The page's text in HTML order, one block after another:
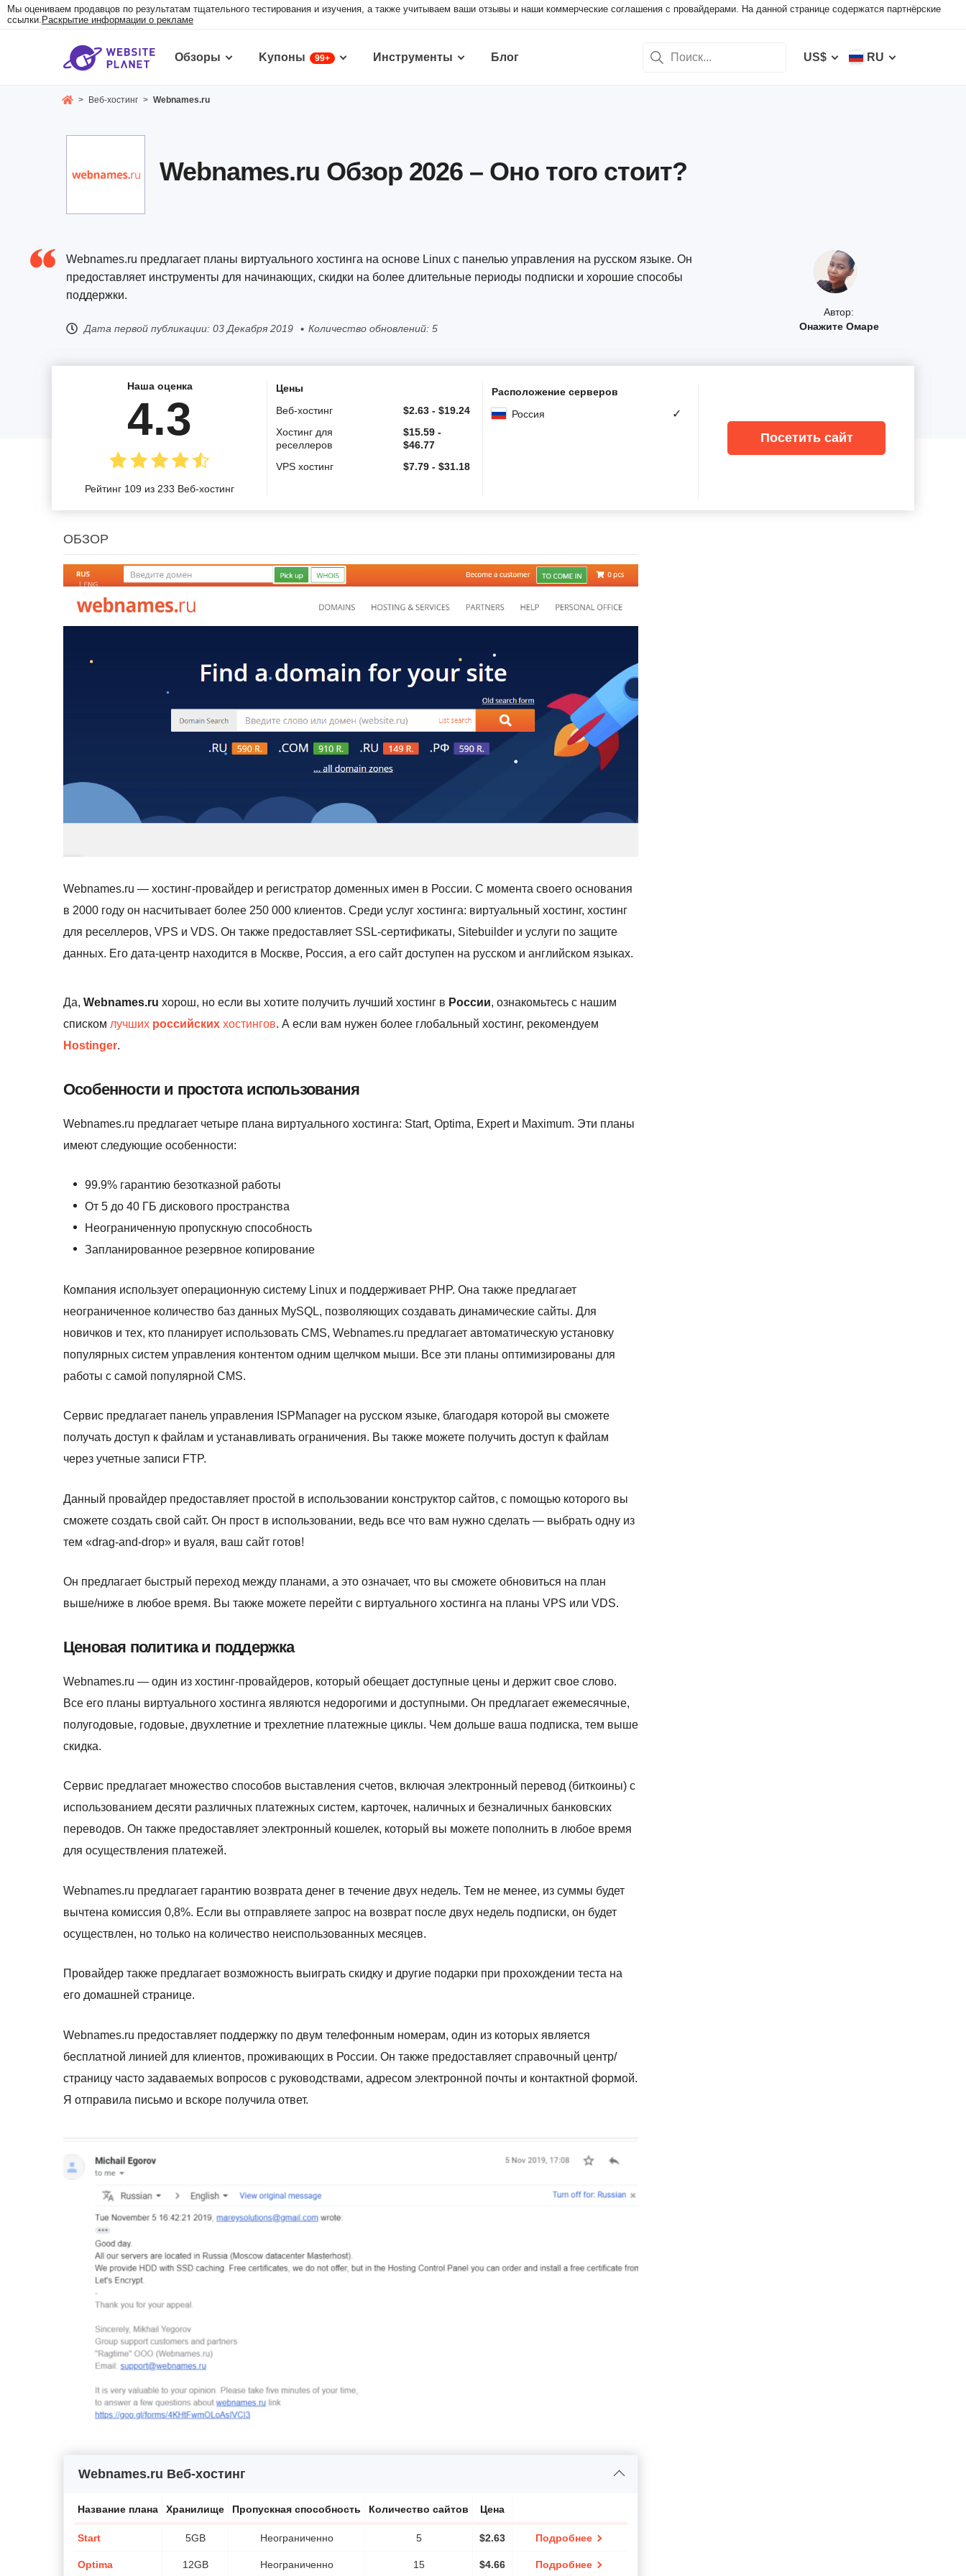
Мы оцениваем продавцов по результатам тщательного тестирования и изучения, а также учитываем ваши отзывы и наши коммерческие соглашения с провайдерами. На данной странице содержатся партнёрские
ссылки. Раскрытие информации о рекламе
Обзоры Kупоны 99+ Инструменты Блог US$ RU
> Веб-хостинг > Webnames.ru
Webnames.ru Обзор 2026 – Оно того стоит?
Автор:
Онажите Омаре
Webnames.ru предлагает планы виртуального хостинга на основе Linux с панелью управления на русском языке. Он
предоставляет инструменты для начинающих, скидки на более длительные периоды подписки и хорошие способы
поддержки.
Дата первой публикации: 03 Декабря 2019 Количество обновлений: 5
Наша оценка
4.3
Рейтинг 109 из 233 Веб-хостинг
Цены
Веб-хостинг
$2.63 - $19.24
Хостинг для
реселлеров
$15.59 -
$46.77
VPS хостинг
$7.79 - $31.18
Расположение серверов
Россия
✓
Посетить сайт
ОБЗОР
Webnames.ru — хостинг-провайдер и регистратор доменных имен в России. С момента своего основания
в 2000 году он насчитывает более 250 000 клиентов. Среди услуг хостинга: виртуальный хостинг, хостинг
для реселлеров, VPS и VDS. Он также предоставляет SSL-сертификаты, Sitebuilder и услуги по защите
данных. Его дата-центр находится в Москве, Россия, а его сайт доступен на русском и английском языках.
Да, Webnames.ru хорош, но если вы хотите получить лучший хостинг в России, ознакомьтесь с нашим
списком лучших российских хостингов. А если вам нужен более глобальный хостинг, рекомендуем
Hostinger.
Особенности и простота использования
Webnames.ru предлагает четыре плана виртуального хостинга: Start, Optima, Expert и Maximum. Эти планы
имеют следующие особенности:
99.9% гарантию безотказной работы
От 5 до 40 ГБ дискового пространства
Неограниченную пропускную способность
Запланированное резервное копирование
Компания использует операционную систему Linux и поддерживает PHP. Она также предлагает
неограниченное количество баз данных MySQL, позволяющих создавать динамические сайты. Для
новичков и тех, кто планирует использовать CMS, Webnames.ru предлагает автоматическую установку
популярных систем управления контентом одним щелчком мыши. Все эти планы оптимизированы для
работы с самой популярной CMS.
Сервис предлагает панель управления ISPManager на русском языке, благодаря которой вы сможете
получать доступ к файлам и устанавливать ограничения. Вы также можете получить доступ к файлам
через учетные записи FTP.
Данный провайдер предоставляет простой в использовании конструктор сайтов, с помощью которого вы
сможете создать свой сайт. Он прост в использовании, ведь все что вам нужно сделать — выбрать одну из
тем «drag-and-drop» и вуаля, ваш сайт готов!
Он предлагает быстрый переход между планами, а это означает, что вы сможете обновиться на план
выше/ниже в любое время. Вы также можете перейти с виртуального хостинга на планы VPS или VDS.
Ценовая политика и поддержка
Webnames.ru — один из хостинг-провайдеров, который обещает доступные цены и держит свое слово.
Все его планы виртуального хостинга являются недорогими и доступными. Он предлагает ежемесячные,
полугодовые, годовые, двухлетние и трехлетние платежные циклы. Чем дольше ваша подписка, тем выше
скидка.
Сервис предлагает множество способов выставления счетов, включая электронный перевод (биткоины) с
использованием десяти различных платежных систем, карточек, наличных и безналичных банковских
переводов. Он также предоставляет электронный кошелек, который вы можете пополнить в любое время
для осуществления платежей.
Webnames.ru предлагает гарантию возврата денег в течение двух недель. Тем не менее, из суммы будет
вычтена комиссия 0,8%. Если вы отправляете запрос на возврат после двух недель подписки, он будет
осуществлен, но только на количество неиспользованных месяцев.
Провайдер также предлагает возможность выиграть скидку и другие подарки при прохождении теста на
его домашней странице.
Webnames.ru предоставляет поддержку по двум телефонным номерам, один из которых является
бесплатной линией для клиентов, проживающих в России. Он также предоставляет справочный центр/
страницу часто задаваемых вопросов с руководствами, адресом электронной почты и контактной формой.
Я отправила письмо и вскоре получила ответ.
Webnames.ru Веб-хостинг
Название плана Хранилище Пропускная способность Количество сайтов Цена
Start 5GB Неограниченно 5 $2.63 Подробнее
Optima 12GB Неограниченно 15 $4.66 Подробнее